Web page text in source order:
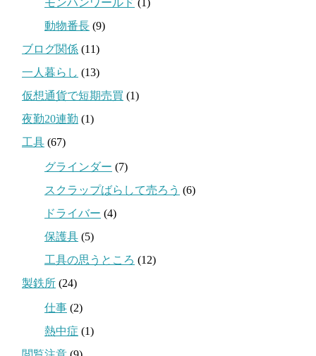
動物番長 (9)
ブログ関係 (11)
一人暮らし (13)
仮想通貨で短期売買 (1)
夜勤20連勤 (1)
工具 (67)
グラインダー (7)
スクラップばらして売ろう (6)
ドライバー (4)
保護具 (5)
工具の思うところ (12)
製鉄所 (24)
仕事 (2)
熱中症 (1)